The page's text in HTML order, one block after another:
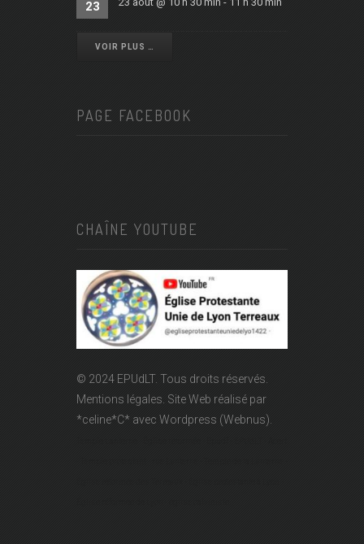
23
VOIR PLUS …
PAGE FACEBOOK
CHAÎNE YOUTUBE
© 2024 EPUdLT. Tous droits réservés.
Mentions légales. Site Web réalisé par
*celine*C* avec Wordpress (Webnus).